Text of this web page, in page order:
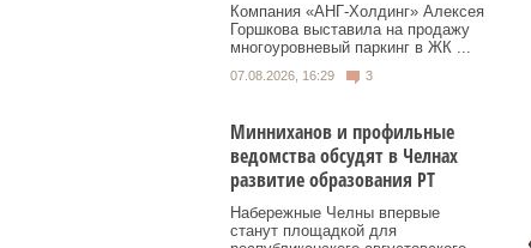
Компания «АНГ-Холдинг» Алексея
Горшкова выставила на продажу
многоуровневый паркинг в ЖК ...
07.08.2026, 16:29 3
Минниханов и профильные
ведомства обсудят в Челнах
развитие образования РТ
Набережные Челны впервые
станут площадкой для